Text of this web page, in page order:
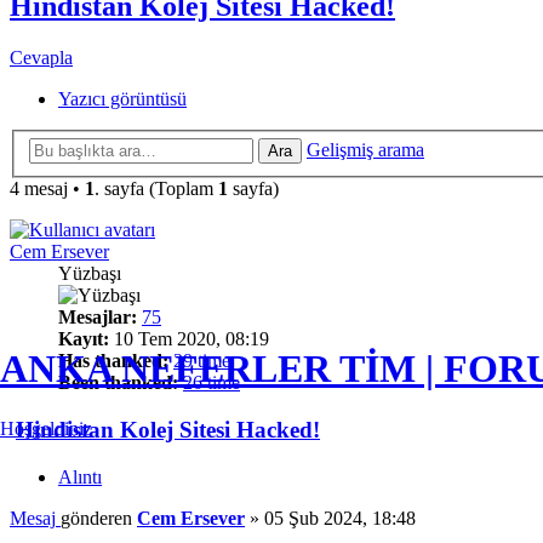
ANKA NEFERLER TİM |
Hoşgeldiniz
Cevapla
Yazıcı görüntüsü
Ara
Gelişmiş arama
4 mesaj • 1. sayfa (Toplam 1 sayfa)
Cem Ersever
Yüzbaşı
Mesajlar: 75
Kayıt: 10 Tem 2020, 08:19
Has thanked: 29 time
Been thanked: 26 time
Hindistan Kolej Sitesi Hacked!
Alıntı
Mesaj gönderen Cem Ersever » 05 Şub 2024, 18:48